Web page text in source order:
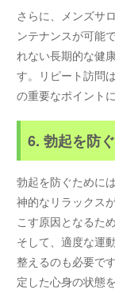
さらに、メンズサ
ンテナンスが可能
れない長期的な健
す。リピート訪問
の重要なポイント
6. 勃起を防
勃起を防ぐために
神的なリラックス
こす原因となるた
そして、適度な運
整えるのも必要で
定した心身の状態